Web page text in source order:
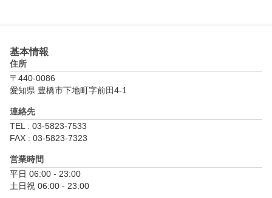
基本情報
住所
〒440-0086
愛知県 豊橋市下地町字前田4-1
連絡先
TEL : 03-5823-7533
FAX : 03-5823-7323
営業時間
平日 06:00 - 23:00
土日祝 06:00 - 23:00